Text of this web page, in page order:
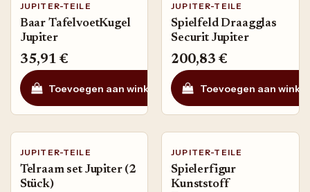
JUPITER-TEILE
Baar TafelvoetKugel
Jupiter
35,91 €
Toevoegen aan winkelmandje Auf die
JUPITER-TEILE
Spielfeld Draagglas
Securit Jupiter
200,83 €
Toevoegen aan
JUPITER-TEILE
Telraam set Jupiter (2
Stück)
JUPITER-TEILE
Spielerfigur
Kunststoff